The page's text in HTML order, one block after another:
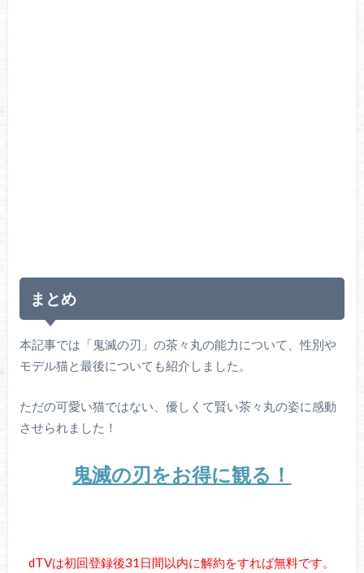
まとめ
本記事では「鬼滅の刃」の茶々丸の能力について、性別や
モデル猫と最後についても紹介しました。
ただの可愛い猫ではない、優しくて賢い茶々丸の姿に感動
させられました！
鬼滅の刃をお得に観る！
dTVは初回登録後31日間以内に解約をすれば無料です。